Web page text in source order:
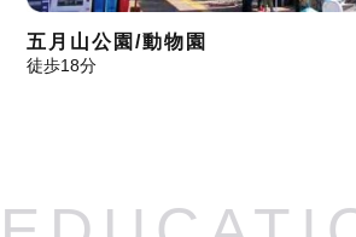
五月山公園/動物園
徒歩18分